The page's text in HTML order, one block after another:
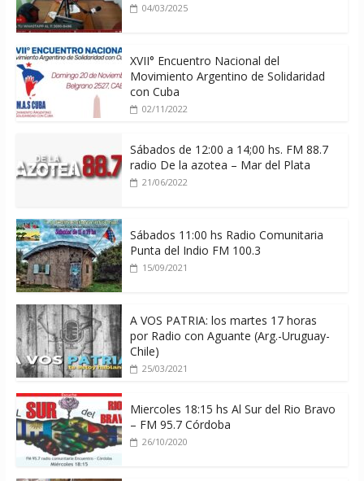
04/03/2025
XVII° Encuentro Nacional del
Movimiento Argentino de Solidaridad
con Cuba
02/11/2022
Sábados de 12:00 a 14;00 hs. FM 88.7
radio De la azotea – Mar del Plata
21/06/2022
Sábados 11:00 hs Radio Comunitaria
Punta del Indio FM 100.3
15/09/2021
A VOS PATRIA: los martes 17 horas
por Radio con Aguante (Arg.-Uruguay-
Chile)
25/03/2021
Miercoles 18:15 hs Al Sur del Rio Bravo
– FM 95.7 Córdoba
26/10/2020